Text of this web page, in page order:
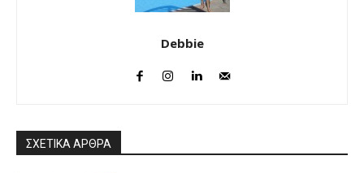
Debbie
ΣΧΕΤΙΚΑ ΑΡΘΡΑ